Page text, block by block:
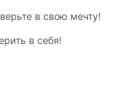
в свою мечту!
в себя!